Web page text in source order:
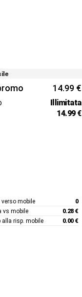
14.99 €
Illimitata
14.99 €
verso mobile
0
vs mobile
0.28 €
alla risp. mobile
0.00 €